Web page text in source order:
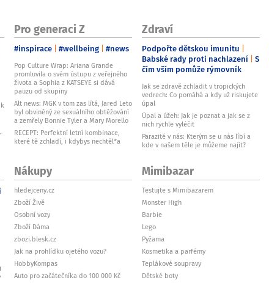
Pro generaci Z
#inspirace #wellbeing #news
Pop Culture Wrap: Ariana Grande
promluvila o svém ústupu z veřejného
života a Sophia z KATSEYE si dává
pauzu od skupiny
Alt news: MGK v tom zas lítá, Jared Leto
byl obviněný ze sexuálního obtěžování
a zemřely Bonnie Tyler a Mary Morello
RECEPT: Perfektní letní kombinace,
které tě zchladí, i kdybys nechtěl*a
Zdraví
Podpořte dětskou imunitu
Babské rady proti nachlazení S
čím vším pomůže rýmovník
Jak se zdravě zchladit v tropických
vedrech: Co pomáhá a kdy už riskujete
úpal
Úpal a úžeh: Jak je poznat a jak se z
nich rychle vyléčit
Parazité v nás: Kterým se u nás líbí a
kde v našem těle je můžeme najít?
Nákupy
hledejceny.cz
Zboží Živě
Osobní vozy
Zboží Dáma
zbozi.blesk.cz
Jak na prohlídku ojetého vozu?
HobbyKompas
Auto pro začátečníka do 100 000 Kč
Mimibazar
Testujte s Mimibazarem
Monster High
Barbie
Lego
Pyžama
Kosmetika a parfémy
Teplákové soupravy
Dětské boty